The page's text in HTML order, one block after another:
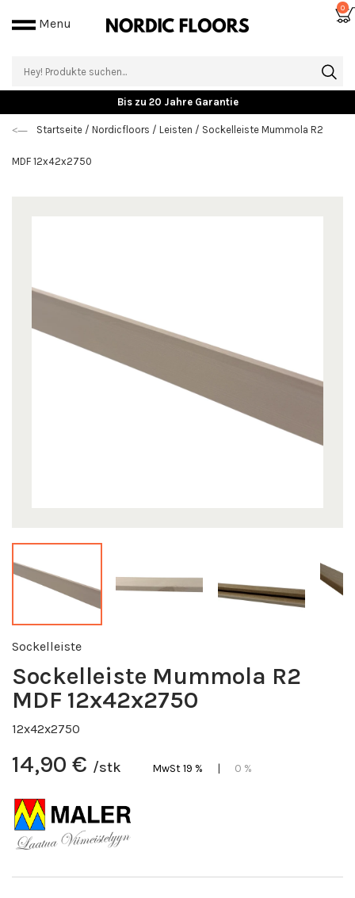
Menu
0
Bis zu 20 Jahre Garantie
Startseite / Nordicfloors / Leisten / Sockelleiste Mummola R2
MDF 12x42x2750
Sockelleiste
Sockelleiste Mummola R2
MDF 12x42x2750
12x42x2750
14,90 € /stk MwSt 19 % | 0 %